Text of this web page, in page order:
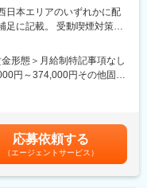
ており、成果を出すための
期連続で増収中のクオール
っています。
いただきます。
キャリア形成に直結するた
なポイントです。
模なプロジェクトや、日
ェクトなど、規模やミッシ
日本エリアのいずれかに配
足に記載。 受動喫煙対策：
形態＞月給制特記事項なし
円～374,000円その他固定
ヶ月）、報酬改定年1回■
30万円の一時金を支給賃金
通じて上下する可能性が
めた表記です。
応募依頼する
（エージェントサービス）